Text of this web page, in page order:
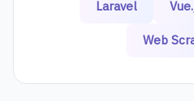
Laravel
Web